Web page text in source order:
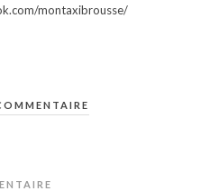
montaxibrousse/